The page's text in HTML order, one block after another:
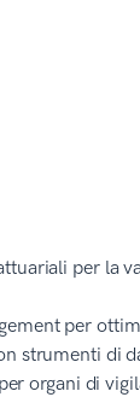
per la
per
strumenti di
organi di